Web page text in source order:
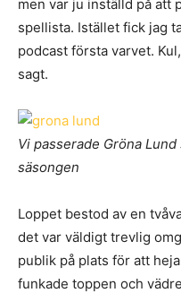
men var ju inställd på att
spellista. Istället fick jag
podcast första varvet.
sagt.
Vi passerade Gröna
säsongen
Loppet bestod av en
det var väldigt trevlig
publik på plats för att
funkade toppen och